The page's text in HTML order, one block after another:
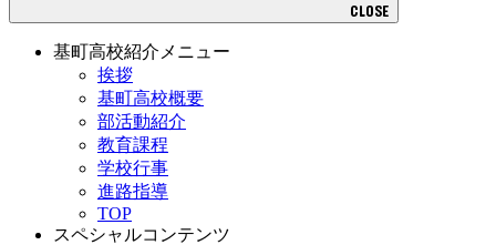
CLOSE
基町高校紹介メニュー
挨拶
基町高校概要
部活動紹介
教育課程
学校行事
進路指導
TOP
スペシャルコンテンツ